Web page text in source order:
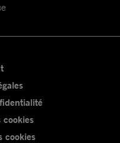
cookies